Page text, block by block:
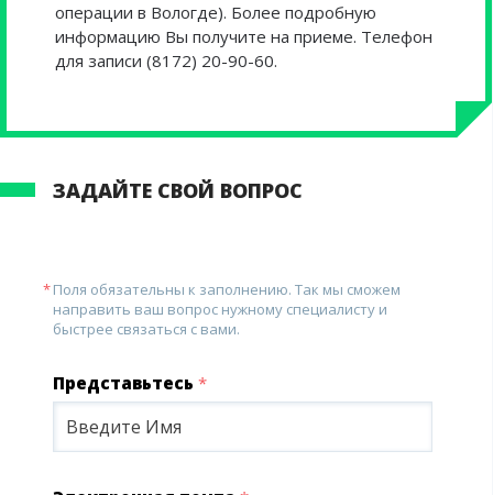
операции в Вологде). Более подробную
информацию Вы получите на приеме. Телефон
для записи (8172) 20-90-60.
ЗАДАЙТЕ СВОЙ ВОПРОС
Поля обязательны к заполнению. Так мы сможем
направить ваш вопрос нужному специалисту и
быстрее связаться с вами.
Представьтесь *